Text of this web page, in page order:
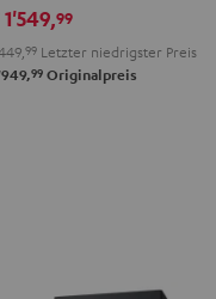
X2800H
"5.1-
99
99 Letzter niedrigster Preis
99 Originalpreis